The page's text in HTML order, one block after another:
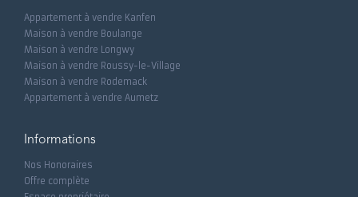
Appartement à vendre Kanfen
Maison à vendre Boulange
Maison à vendre Longwy
Maison à vendre Roussy-le-Village
Maison à vendre Rodemack
Appartement à vendre Aumetz
Informations
Nos Honoraires
Offre complète